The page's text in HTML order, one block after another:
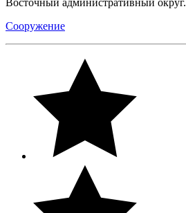
Сооружение